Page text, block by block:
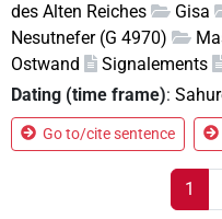
des Alten Reiches
Gisa
Nesutnefer (G 4970)
Ostwand
Signalements
Dating (time frame):
Go to/cite sentence
1